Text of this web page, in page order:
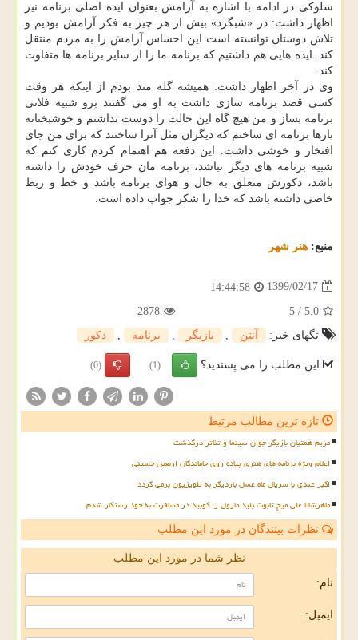
سلوکی در ادامه با اشاره به آرامش بعنوان ایده اصلی برنامه نیز
اظهار داشت: در «شبگرد» بیش از هر چیز به فکر آرامش بودیم و
تلاش دوستان توانسته است این احساس آرامش را به مردم منتقل
کند. ایده هایی هم داشتیم که برنامه ما را از سایر برنامه ها متفاوت
کند.
وی در آخر اظهار داشت: همیشه گله مند بودم از اینکه هر وقت
کسی قصد برنامه سازی داشت به او می گفتند برو شبیه فلانی
برنامه بساز و من هیچ گاه این حالت را دوست نداشتم و خوشبختانه
بارها برنامه ای ساختم که دیگران مثل آنرا ساختند که برای من جای
افتخار و خوشی داشت. این دفعه هم اهتمام کردم کاری کنم که
شبیه برنامه های دیگر نباشد، برنامه مان حرف خودش را داشته
باشد، دکورش متعلق به حال و هوای برنامه باشد و خط و ربط
خاصی داشته باشد که خدا را شکر جواب داده است.
منبع: هنر شهر
1399/02/17
14:44:58
5.0
/
5
2878
تگهای خبر:
آنتن , بازیگر , برنامه , دكور
این مطلب را می پسندید؟ (1)
(0)
تازه ترین مطالب مرتبط
مریم همتیان بازیگر جوان سینما و تئاتر درگذشت
اعلام ویژه برنامه های هنری پیاده روی جاماندگان اربعین حسینی
اکبر عبدی با سریال ماه عسل باردیگر به تلویزیون برمی گردد
ماهرشالا علی میخ تابوت بلید مارول را کوبید در مسافرت به خود رستگار شدم
نظرات بینندگان در مورد این مطلب
نظر شما در مورد این مطلب
نام:
ایمیل: